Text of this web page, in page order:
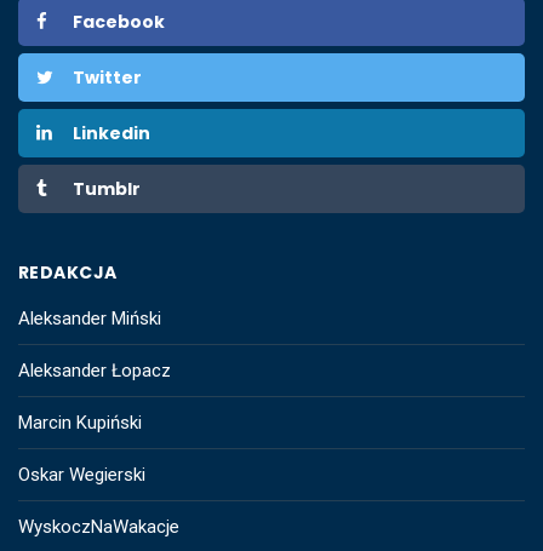
Facebook
Twitter
Linkedin
Tumblr
REDAKCJA
Aleksander Miński
Aleksander Łopacz
Marcin Kupiński
Oskar Wegierski
WyskoczNaWakacje